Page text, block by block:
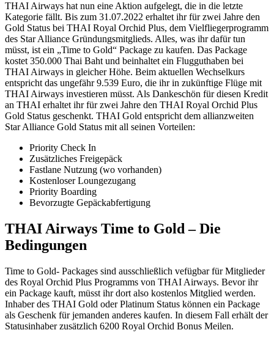
THAI Airways hat nun eine Aktion aufgelegt, die in die letzte
Kategorie fällt. Bis zum 31.07.2022 erhaltet ihr für zwei Jahre den
Gold Status bei THAI Royal Orchid Plus, dem Vielfliegerprogramm
des Star Alliance Gründungsmitglieds. Alles, was ihr dafür tun
müsst, ist ein „Time to Gold“ Package zu kaufen. Das Package
kostet 350.000 Thai Baht und beinhaltet ein Flugguthaben bei
THAI Airways in gleicher Höhe. Beim aktuellen Wechselkurs
entspricht das ungefähr 9.539 Euro, die ihr in zukünftige Flüge mit
THAI Airways investieren müsst. Als Dankeschön für diesen Kredit
an THAI erhaltet ihr für zwei Jahre den THAI Royal Orchid Plus
Gold Status geschenkt. THAI Gold entspricht dem allianzweiten
Star Alliance Gold Status mit all seinen Vorteilen:
Priority Check In
Zusätzliches Freigepäck
Fastlane Nutzung (wo vorhanden)
Kostenloser Loungezugang
Priority Boarding
Bevorzugte Gepäckabfertigung
THAI Airways Time to Gold – Die
Bedingungen
Time to Gold- Packages sind ausschließlich vefügbar für Mitglieder
des Royal Orchid Plus Programms von THAI Airways. Bevor ihr
ein Package kauft, müsst ihr dort also kostenlos Mitglied werden.
Inhaber des THAI Gold oder Platinum Status können ein Package
als Geschenk für jemanden anderes kaufen. In diesem Fall erhält der
Statusinhaber zusätzlich 6200 Royal Orchid Bonus Meilen.